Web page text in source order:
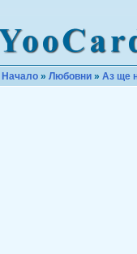
Начало » Любовни » Аз ще